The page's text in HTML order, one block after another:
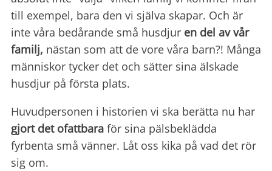
till exempel, bara den vi själva skapar. Och är
inte våra bedårande små husdjur en del av vår
familj, nästan som att de vore våra barn?! Många
människor tycker det och sätter sina älskade
husdjur på första plats.
Huvudpersonen i historien vi ska berätta nu har
gjort det ofattbara för sina pälsbeklädda
fyrbenta små vänner. Låt oss kika på vad det rör
sig om.